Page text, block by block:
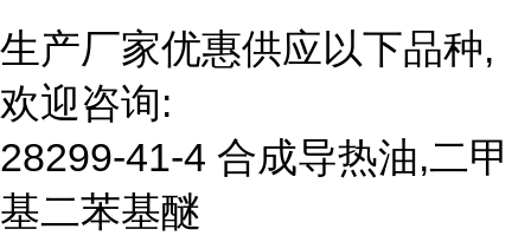
生产厂家优惠供应以下品种,
欢迎咨询:
28299-41-4 合成导热油,二甲
基二苯基醚